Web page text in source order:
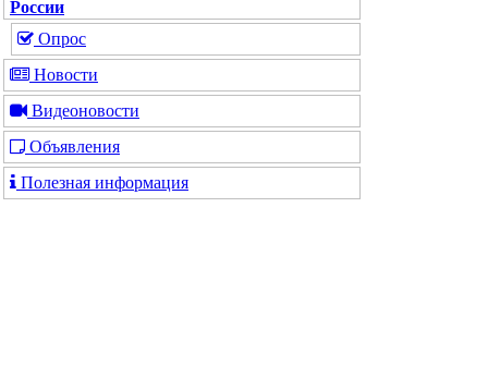
России
Опрос
Новости
Видеоновости
Объявления
Полезная информация